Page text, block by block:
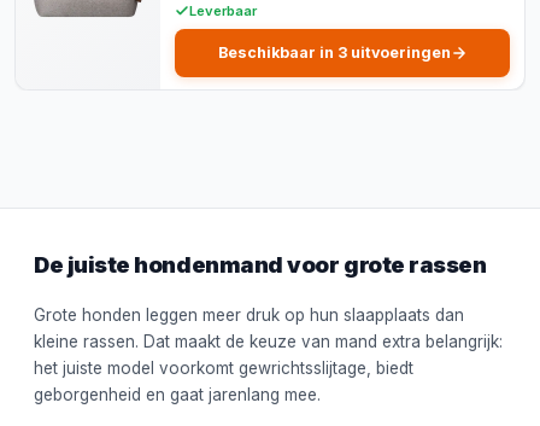
Leverbaar
Beschikbaar in 3 uitvoeringen
De juiste hondenmand voor grote rassen
Grote honden leggen meer druk op hun slaapplaats dan
kleine rassen. Dat maakt de keuze van mand extra belangrijk:
het juiste model voorkomt gewrichtsslijtage, biedt
geborgenheid en gaat jarenlang mee.